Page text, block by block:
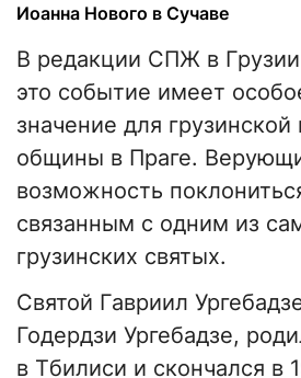
Иоанна Нового в Сучаве
В редакции СПЖ в
это событие имеет
значение для грузинской
общины в Праге.
возможность
связанным с одним из
грузинских святых.
Святой Гавриил
Годердзи Ургебадзе,
в Тбилиси и скончался в